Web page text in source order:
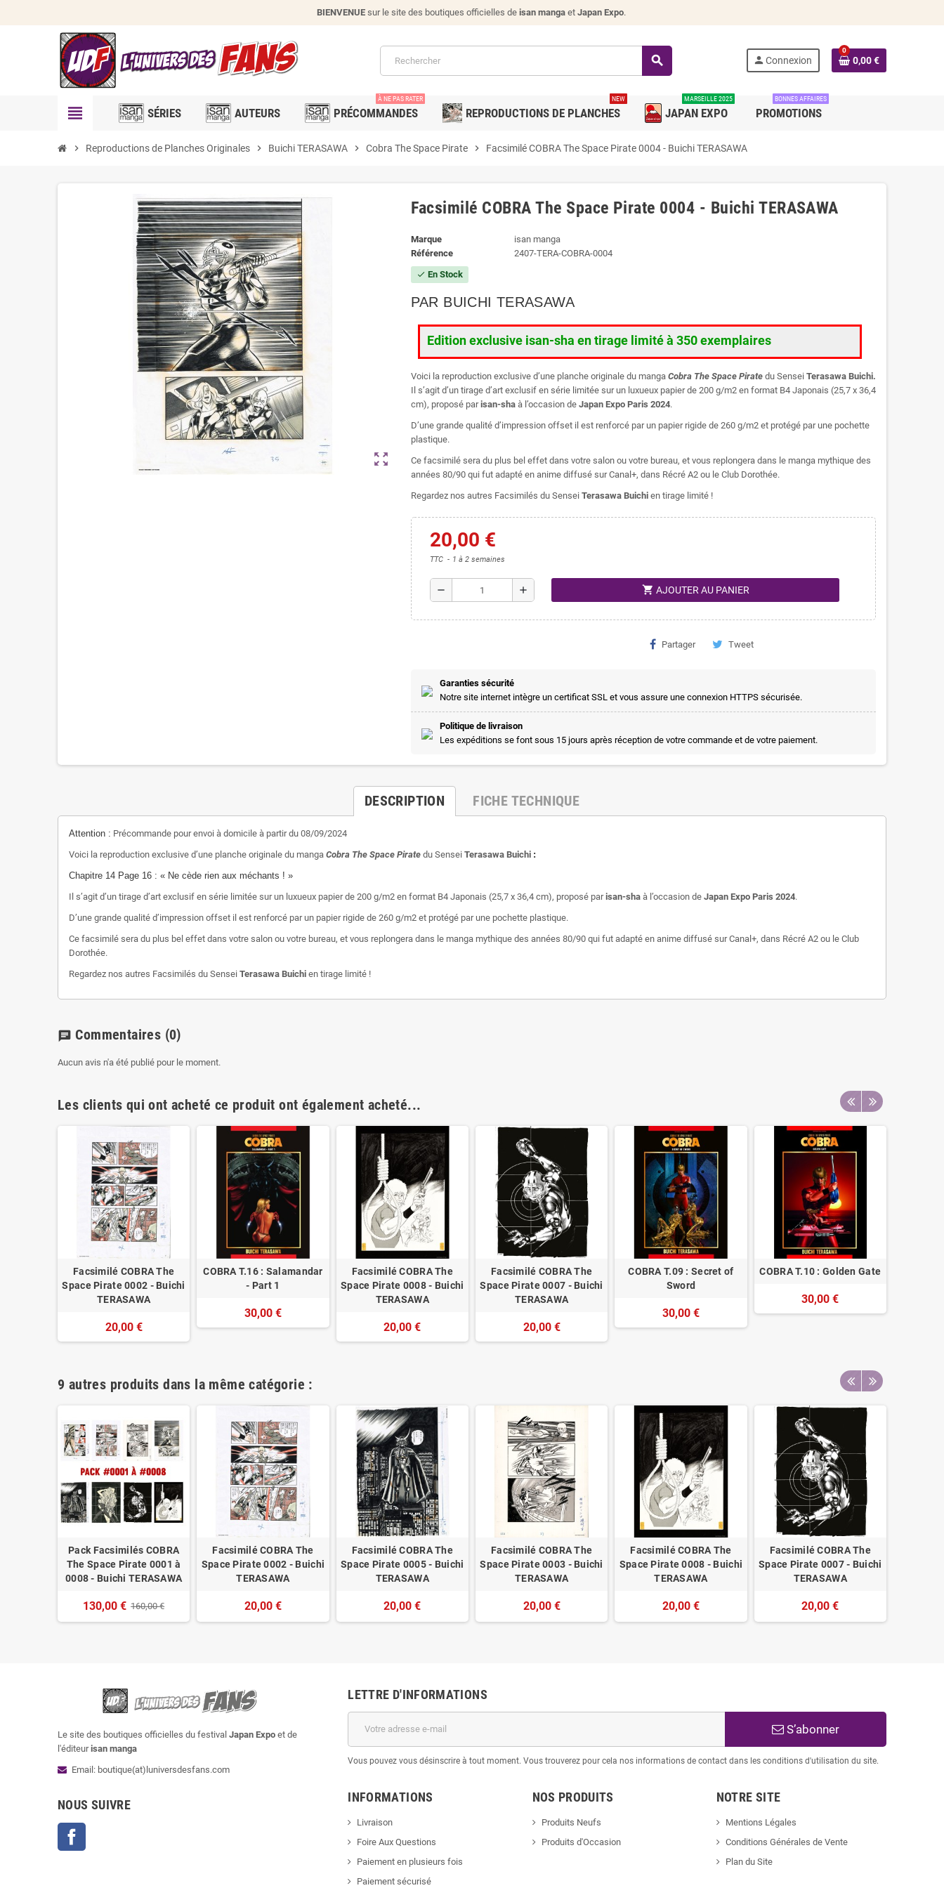
BIENVENUE sur le site des boutiques officielles de isan mangaet Japan Expo.
search person Connexion
0
0,00 €
view_headline SÉRIES AUTEURS PRÉCOMMANDES
À NE PAS RATER
REPRODUCTIONS DE PLANCHES
NEW
JAPAN EXPO
MARSEILLE 2025
PROMOTIONS
BONNES AFFAIRES
chevron_right Reproductions de Planches Originales chevron_right Buichi TERASAWA chevron_right Cobra The Space Pirate chevron_right Facsimilé COBRA The Space Pirate 0004 - Buichi TERASAWA
zoom_out_map
Facsimilé COBRA The Space Pirate 0004 - Buichi TERASAWA
Marque
isan manga
Référence
2407-TERA-COBRA-0004
check En Stock
PAR BUICHI TERASAWA
Edition exclusive isan-sha en tirage limité à 350 exemplaires
Voici la reproduction exclusive d’une planche originale du manga Cobra The Space Pirate du Sensei Terasawa Buichi.
Il s’agit d’un tirage d’art exclusif en série limitée sur un luxueux papier de 200 g/m2 en format B4 Japonais (25,7 x 36,4
cm), proposé parisan-shaà l’occasion de Japan Expo Paris 2024.
D’une grande qualité d’impression offset il est renforcé par un papier rigide de 260 g/m2 et protégé par une pochette
plastique.
Ce facsimilé sera du plus bel effet dans votre salon ou votre bureau, et vous replongera dans le manga mythique des
années 80/90 qui fut adapté en anime diffusé sur Canal+, dans Récré A2 ou le Club Dorothée.
Regardez nos autres Facsimilés du Sensei Terasawa Buichi en tirage limité !
20,00 €
TTC 1 à 2 semaines
remove add shopping_cart AJOUTER AU PANIER
Partager Tweet
Garanties sécurité
Notre site internet intègre un certificat SSL et vous assure une connexion HTTPS sécurisée.
Politique de livraison
Les expéditions se font sous 15 jours après réception de votre commande et de votre paiement.
DESCRIPTION FICHE TECHNIQUE
Attention : Précommande pour envoi à domicile à partir du 08/09/2024
Voici la reproduction exclusive d’une planche originale du manga Cobra The Space Pirate du Sensei Terasawa Buichi :
Chapitre 14 Page 16 : « Ne cède rien aux méchants ! »
Il s’agit d’un tirage d’art exclusif en série limitée sur un luxueux papier de 200 g/m2 en format B4 Japonais (25,7 x 36,4 cm), proposé parisan-sha à l’occasion de Japan Expo Paris 2024.
D’une grande qualité d’impression offset il est renforcé par un papier rigide de 260 g/m2 et protégé par une pochette plastique.
Ce facsimilé sera du plus bel effet dans votre salon ou votre bureau, et vous replongera dans le manga mythique des années 80/90 qui fut adapté en anime diffusé sur Canal+, dans Récré A2 ou le Club
Dorothée.
Regardez nos autres Facsimilés du Sensei Terasawa Buichi en tirage limité !
chat Commentaires (0)
Aucun avis n'a été publié pour le moment.
Les clients qui ont acheté ce produit ont également acheté...
Facsimilé COBRA The
Space Pirate 0002 - Buichi
TERASAWA
20,00 €
COBRA T.16 : Salamandar
- Part 1
30,00 €
Facsimilé COBRA The
Space Pirate 0008 - Buichi
TERASAWA
20,00 €
Facsimilé COBRA The
Space Pirate 0007 - Buichi
TERASAWA
20,00 €
COBRA T.09 : Secret of
Sword
30,00 €
COBRA T.10 : Golden Gate
30,00 €
9 autres produits dans la même catégorie :
Pack Facsimilés COBRA
The Space Pirate 0001 à
0008 - Buichi TERASAWA
130,00 € 160,00 €
Facsimilé COBRA The
Space Pirate 0002 - Buichi
TERASAWA
20,00 €
Facsimilé COBRA The
Space Pirate 0005 - Buichi
TERASAWA
20,00 €
Facsimilé COBRA The
Space Pirate 0003 - Buichi
TERASAWA
20,00 €
Facsimilé COBRA The
Space Pirate 0008 - Buichi
TERASAWA
20,00 €
Facsimilé COBRA The
Space Pirate 0007 - Buichi
TERASAWA
20,00 €
Le site des boutiques officielles du festival Japan Expo et de
l'éditeurisan manga
Email: boutique(at)luniversdesfans.com
NOUS SUIVRE
LETTRE D'INFORMATIONS
S’abonner
Vous pouvez vous désinscrire à tout moment. Vous trouverez pour cela nos informations de contact dans les conditions d'utilisation du site.
INFORMATIONS
Livraison
Foire Aux Questions
Paiement en plusieurs fois
Paiement sécurisé
NOS PRODUITS
Produits Neufs
Produits d'Occasion
NOTRE SITE
Mentions Légales
Conditions Générales de Vente
Plan du Site